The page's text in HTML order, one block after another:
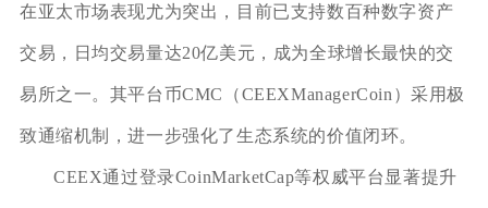
在亚太市场表现尤为突出，目前已支持数百种数字资产
交易，日均交易量达20亿美元，成为全球增长最快的交
易所之一。其平台币CMC（CEEXManagerCoin）采用极
致通缩机制，进一步强化了生态系统的价值闭环。
CEEX通过登录CoinMarketCap等权威平台显著提升